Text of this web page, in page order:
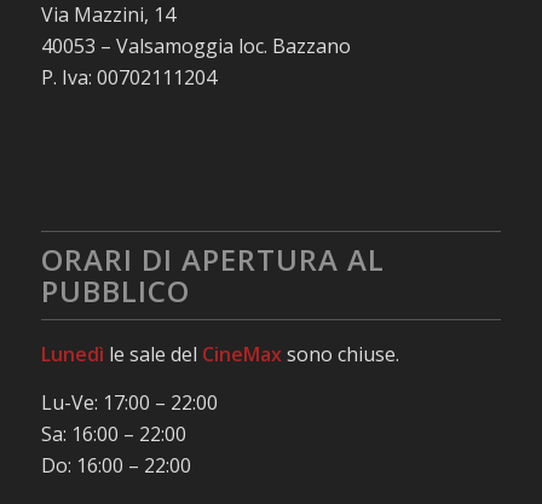
Via Mazzini, 14
40053 – Valsamoggia loc. Bazzano
P. Iva: 00702111204
ORARI DI APERTURA AL
PUBBLICO
Lunedì le sale del CineMaxsono chiuse.
Lu-Ve: 17:00 – 22:00
Sa: 16:00 – 22:00
Do: 16:00 – 22:00